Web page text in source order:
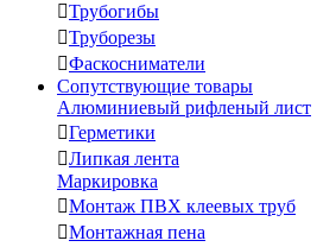
Трубогибы
Труборезы
Фаскосниматели
Сопутствующие товары
Алюминиевый рифленый лист
Герметики
Липкая лента
Маркировка
Монтаж ПВХ клеевых труб
Монтажная пена